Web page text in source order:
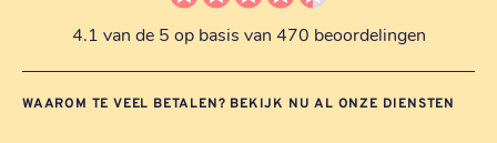
4.1 van de 5 op basis van 470 beoordelingen
WAAROM TE VEEL BETALEN? BEKIJK NU AL ONZE DIENSTEN